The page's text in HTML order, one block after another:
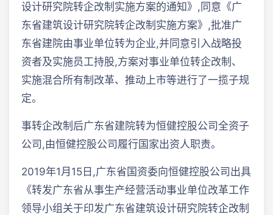
设计研究院转企改制实施方案的通知》,同意《广
东省建筑设计研究院转企改制实施方案》,批准广
东省建院由事业单位转为企业,并同意引入战略投
资者及实施员工持股,方案对事业单位转企改制、
实施混合所有制改革、推动上市等进行了一揽子规
定。
事转企改制后广东省建院转为恒健控股公司全资子
公司,由恒健控股公司履行国家出资人职责。
2019年1月15日,广东省国资委向恒健控股公司出具
《转发广东省从事生产经营活动事业单位改革工作
领导小组关于印发广东省建筑设计研究院转企改制